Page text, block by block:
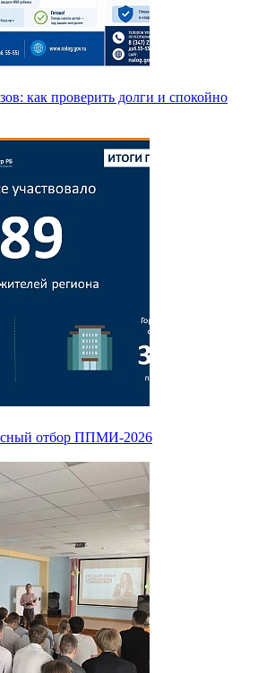
как проверить долги и спокойно
отбор ППМИ-2026